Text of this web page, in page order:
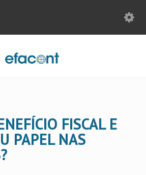
FISCAL E
PAPEL NAS